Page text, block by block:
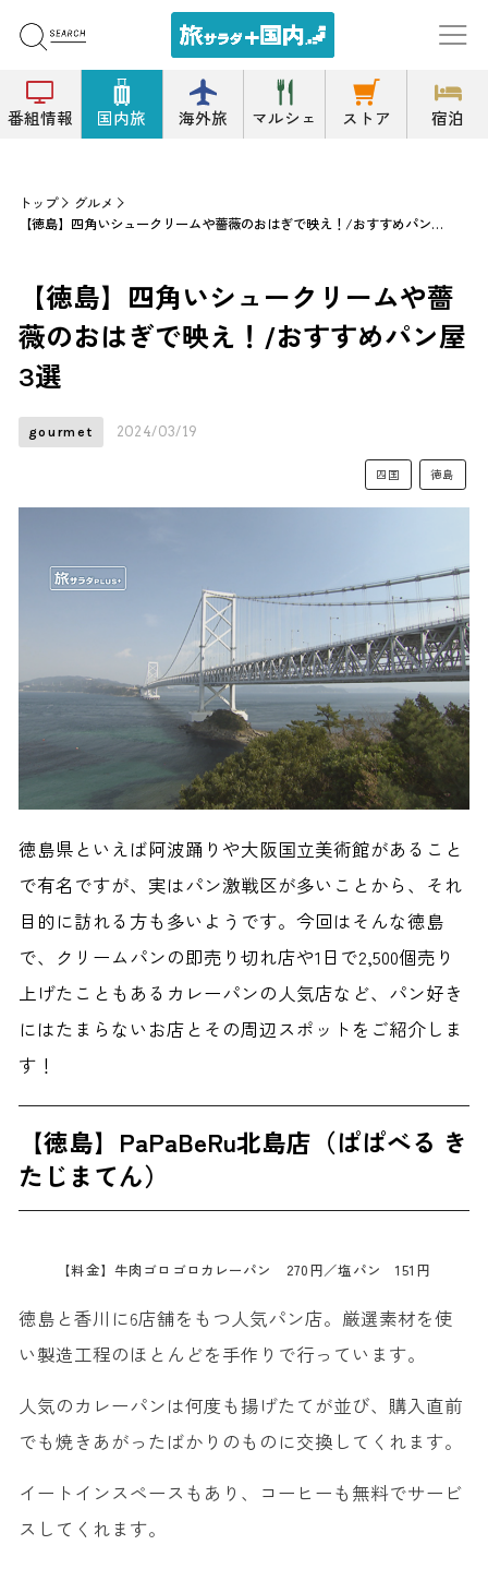
番組情報 国内旅 海外旅 マルシェ ストア 宿泊
トップ
グルメ
【徳島】四角いシュークリームや薔薇のおはぎで映え！/おすすめパン屋3選
【徳島】四角いシュークリームや薔
薇のおはぎで映え！/おすすめパン屋
3選
gourmet 2024/03/19
四国 徳島
徳島県といえば阿波踊りや大阪国立美術館があること
で有名ですが、実はパン激戦区が多いことから、それ
目的に訪れる方も多いようです。今回はそんな徳島
で、クリームパンの即売り切れ店や1日で2,500個売り
上げたこともあるカレーパンの人気店など、パン好き
にはたまらないお店とその周辺スポットをご紹介しま
す！
【徳島】PaPaBeRu北島店（ぱぱべる き
たじまてん）
【料金】牛肉ゴロゴロカレーパン 270円／塩パン 151円
徳島と香川に6店舗をもつ人気パン店。厳選素材を使
い製造工程のほとんどを手作りで行っています。
人気のカレーパンは何度も揚げたてが並び、購入直前
でも焼きあがったばかりのものに交換してくれます。
イートインスペースもあり、コーヒーも無料でサービ
スしてくれます。